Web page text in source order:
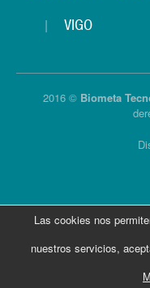
| VIGO
2016 © Biometa
Las cookies nos
nuestros servicios,